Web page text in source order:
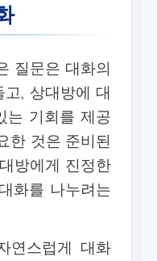
질문은 대화의
, 상대방에 대
는 기회를 제공
한 것은 준비된
방에게 진정한
화를 나누려는
연스럽게 대화